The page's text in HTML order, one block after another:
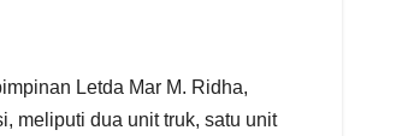
Letda Mar M. Ridha,
meliputi dua unit truk, satu unit